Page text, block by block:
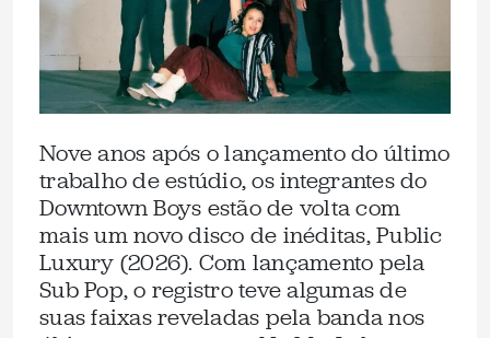
Nove anos após o lançamento do último
trabalho de estúdio, os integrantes do
Downtown Boys estão de volta com
mais um novo disco de inéditas, Public
Luxury (2026). Com lançamento pela
Sub Pop, o registro teve algumas de
suas faixas reveladas pela banda nos